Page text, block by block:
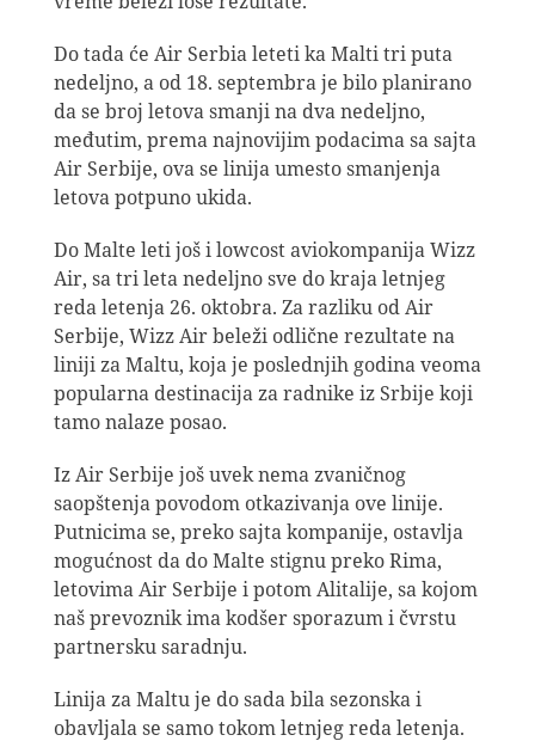
Do tada će Air Serbia leteti ka Malti tri puta
nedeljno, a od 18. septembra je bilo planirano
da se broj letova smanji na dva nedeljno,
međutim, prema najnovijim podacima sa sajta
Air Serbije, ova se linija umesto smanjenja
letova potpuno ukida.
Do Malte leti još i lowcost aviokompanija Wizz
Air, sa tri leta nedeljno sve do kraja letnjeg
reda letenja 26. oktobra. Za razliku od Air
Serbije, Wizz Air beleži odlične rezultate na
liniji za Maltu, koja je poslednjih godina veoma
popularna destinacija za radnike iz Srbije koji
tamo nalaze posao.
Iz Air Serbije još uvek nema zvaničnog
saopštenja povodom otkazivanja ove linije.
Putnicima se, preko sajta kompanije, ostavlja
mogućnost da do Malte stignu preko Rima,
letovima Air Serbije i potom Alitalije, sa kojom
naš prevoznik ima kodšer sporazum i čvrstu
partnersku saradnju.
Linija za Maltu je do sada bila sezonska i
obavljala se samo tokom letnjeg reda letenja.